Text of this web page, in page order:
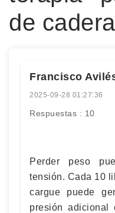
de
Francisco
2025-09-28 01:27:36
Respuestas : 10
Perder peso
tensión. Cada 10
cargue puede
presión adicional